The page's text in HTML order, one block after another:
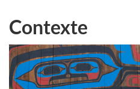
Contexte